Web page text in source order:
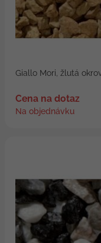
Giallo Mori, žlutá
Cena na dotaz
Na objednávku